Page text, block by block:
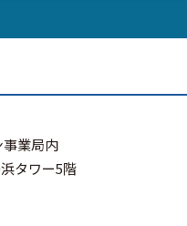
業局内
タワー5階